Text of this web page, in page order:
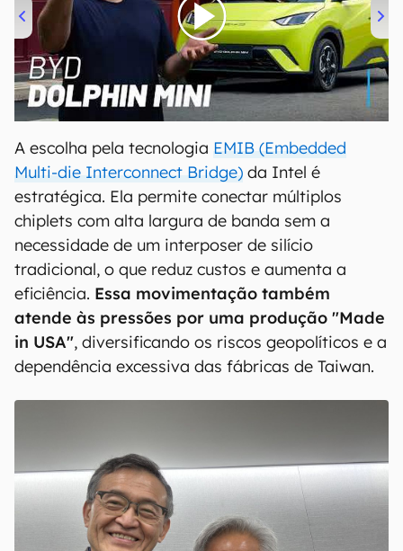
00:00/04:07
A escolha pela tecnologia EMIB (Embedded
Multi-die Interconnect Bridge) da Intel é
estratégica. Ela permite conectar múltiplos
chiplets com alta largura de banda sem a
necessidade de um interposer de silício
tradicional, o que reduz custos e aumenta a
eficiência. Essa movimentação também
atende às pressões por uma produção "Made
in USA", diversificando os riscos geopolíticos e a
dependência excessiva das fábricas de Taiwan.